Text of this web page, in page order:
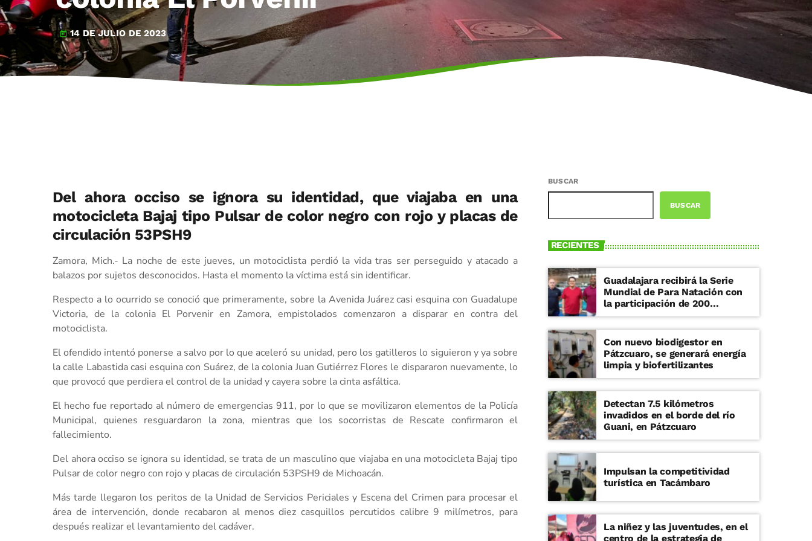
today 14 DE JULIO DE 2023
Del ahora occiso se ignora su identidad, que viajaba en una
motocicleta Bajaj tipo Pulsar de color negro con rojo y placas de
circulación 53PSH9
Zamora, Mich.- La noche de este jueves, un motociclista perdió la vida tras ser perseguido y atacado a
balazos por sujetos desconocidos. Hasta el momento la víctima está sin identificar.
Respecto a lo ocurrido se conoció que primeramente, sobre la Avenida Juárez casi esquina con Guadalupe
Victoria, de la colonia El Porvenir en Zamora, empistolados comenzaron a disparar en contra del
motociclista.
El ofendido intentó ponerse a salvo por lo que aceleró su unidad, pero los gatilleros lo siguieron y ya sobre
la calle Labastida casi esquina con Suárez, de la colonia Juan Gutiérrez Flores le dispararon nuevamente, lo
que provocó que perdiera el control de la unidad y cayera sobre la cinta asfáltica.
El hecho fue reportado al número de emergencias 911, por lo que se movilizaron elementos de la Policía
Municipal, quienes resguardaron la zona, mientras que los socorristas de Rescate confirmaron el
fallecimiento.
Del ahora occiso se ignora su identidad, se trata de un masculino que viajaba en una motocicleta Bajaj tipo
Pulsar de color negro con rojo y placas de circulación 53PSH9 de Michoacán.
Más tarde llegaron los peritos de la Unidad de Servicios Periciales y Escena del Crimen para procesar el
área de intervención, donde recabaron al menos diez casquillos percutidos calibre 9 milímetros, para
después realizar el levantamiento del cadáver.
BUSCAR
BUSCAR
RECIENTES
Guadalajara recibirá la Serie
Mundial de Para Natación con
la participación de 200
deportistas
Con nuevo biodigestor en
Pátzcuaro, se generará energía
limpia y biofertilizantes
Detectan 7.5 kilómetros
invadidos en el borde del río
Guani, en Pátzcuaro
Impulsan la competitividad
turística en Tacámbaro
La niñez y las juventudes, en el
centro de la estrategia de